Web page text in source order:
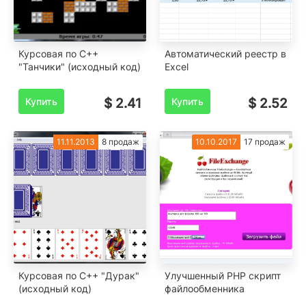
Курсовая по C++
"Танчики" (исходный код)
Купить $ 2.41
Автоматический реестр в
Excel
Купить $ 2.52
11.11.2013 8 продаж
Курсовая по C++ "Дурак"
(исходный код)
10.10.2017 17 продаж
Улучшенный PHP скрипт
файлообменника